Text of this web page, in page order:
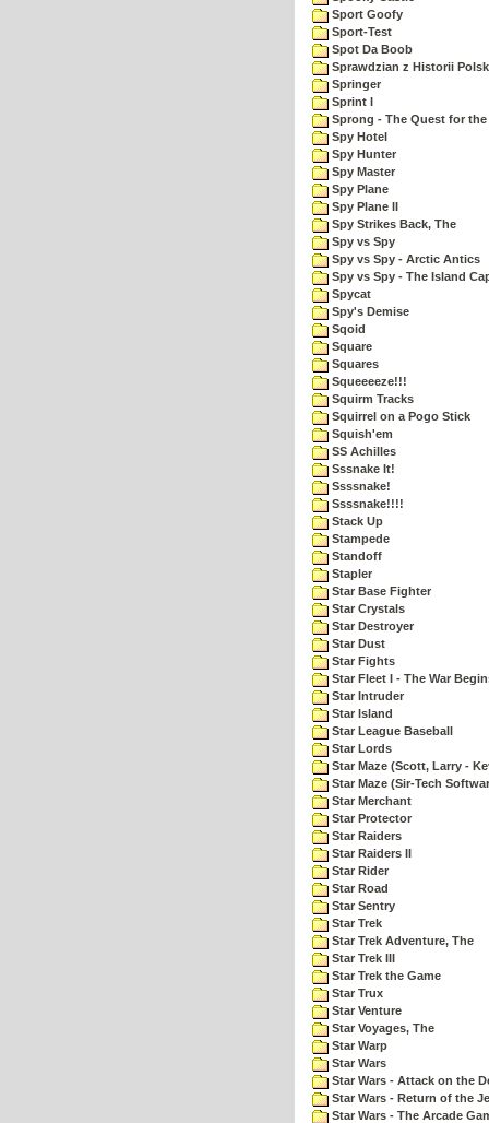
Sport Goofy
Sport-Test
Spot Da Boob
Sprawdzian z Historii
Springer
Sprint I
Sprong - The Quest for
Spy Hotel
Spy Hunter
Spy Master
Spy Plane
Spy Plane II
Spy Strikes Back, The
Spy vs Spy
Spy vs Spy - Arctic Antics
Spy vs Spy - The Island
Spycat
Spy's Demise
Sqoid
Square
Squares
Squeeeeze!!!
Squirm Tracks
Squirrel on a Pogo Stick
Squish'em
SS Achilles
Sssnake It!
Ssssnake!
Ssssnake!!!!
Stack Up
Stampede
Standoff
Stapler
Star Base Fighter
Star Crystals
Star Destroyer
Star Dust
Star Fights
Star Fleet I - The War
Star Intruder
Star Island
Star League Baseball
Star Lords
Star Maze (Scott, Larry -
Star Maze (Sir-Tech
Star Merchant
Star Protector
Star Raiders
Star Raiders II
Star Rider
Star Road
Star Sentry
Star Trek
Star Trek Adventure, The
Star Trek III
Star Trek the Game
Star Trux
Star Venture
Star Voyages, The
Star Warp
Star Wars
Star Wars - Attack on the
Star Wars - Return of the
Star Wars - The Arcade